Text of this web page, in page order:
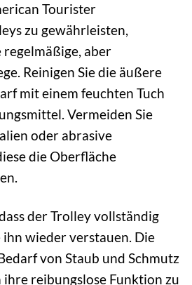
Tourister
zu gewährleisten,
aber
Reinigen Sie die äußere
mit einem feuchten Tuch
Vermeiden Sie
oder abrasive
die Oberfläche
der Trolley vollständig
wieder verstauen. Die
von Staub und Schmutz
reibungslose Funktion zu